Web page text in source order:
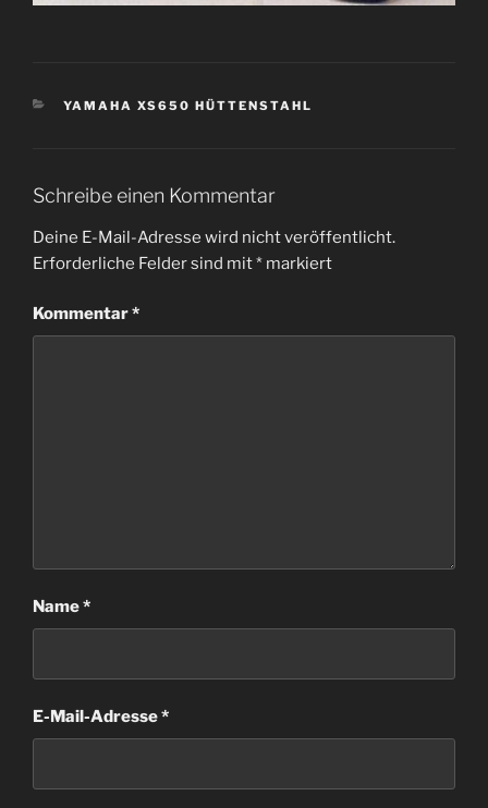
KATEGORIEN
YAMAHA XS650 HÜTTENSTAHL
Schreibe einen Kommentar
Deine E-Mail-Adresse wird nicht veröffentlicht.
Erforderliche Felder sind mit* markiert
Kommentar*
Name*
E-Mail-Adresse*